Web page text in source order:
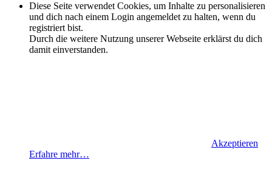
Diese Seite verwendet Cookies, um Inhalte zu personalisieren
und dich nach einem Login angemeldet zu halten, wenn du
registriert bist.
Durch die weitere Nutzung unserer Webseite erklärst du dich
damit einverstanden.
Akzeptieren
Erfahre mehr…